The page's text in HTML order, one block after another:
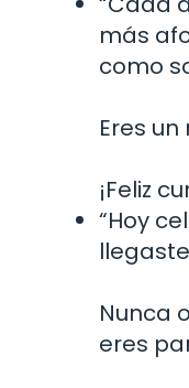
más
como
Eres
¡Feliz
“Hoy
Nunca
eres